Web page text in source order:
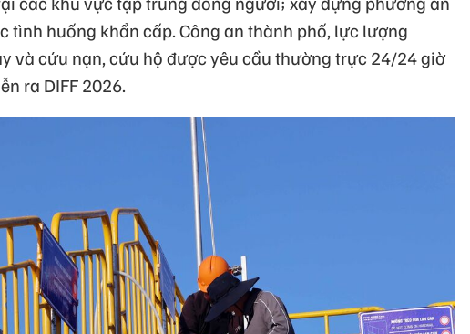
tình huống khẩn cấp. Công an thành phố, lực lượng
và cứu nạn, cứu hộ được yêu cầu thường trực 24/24 giờ
ra DIFF 2026.